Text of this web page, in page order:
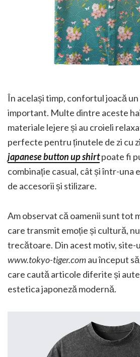
În același timp, confortul joacă
important. Multe dintre aceste
materiale lejere și au croieli
perfecte pentru ținutele de zi cu
japanese button up shirtpoate fi
combinație casual, cât și într-una
de accesorii și stilizare.
Am observat că oamenii sunt tot
care transmit emoție și cultură,
trecătoare. Din acest motiv, site-
www.tokyo-tiger.comau început
care caută articole diferite și
estetica japoneză modernă.